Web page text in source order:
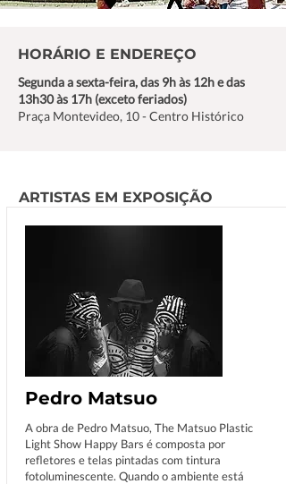
HORÁRIO E ENDEREÇO
Segunda a sexta-feira, das 9h às 12h e das
13h30 às 17h (exceto feriados)
Praça Montevideo, 10 - Centro Histórico
ARTISTAS EM EXPOSIÇÃO
Pedro Matsuo
A obra de Pedro Matsuo, The Matsuo Plastic
Light Show Happy Bars é composta por
refletores e telas pintadas com tintura
fotoluminescente. Quando o ambiente está